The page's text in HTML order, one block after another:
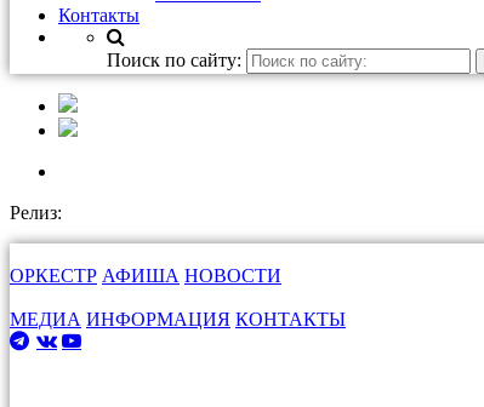
Контакты
Поиск по сайту:
Релиз:
ОРКЕСТР АФИША НОВОСТИ
МЕДИА ИНФОРМАЦИЯ КОНТАКТЫ